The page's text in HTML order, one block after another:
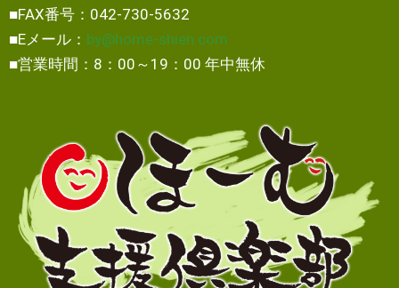
■FAX番号：042-730-5632
■Eメール： by@home-shien.com
■営業時間：8：00～19：00 年中無休